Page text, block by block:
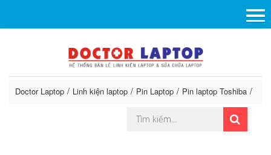
Doctor Laptop Linh kiện laptop Pin Laptop Pin laptop Toshiba